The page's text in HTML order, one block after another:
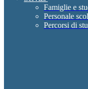
Famiglie e
Personale
Percorsi di